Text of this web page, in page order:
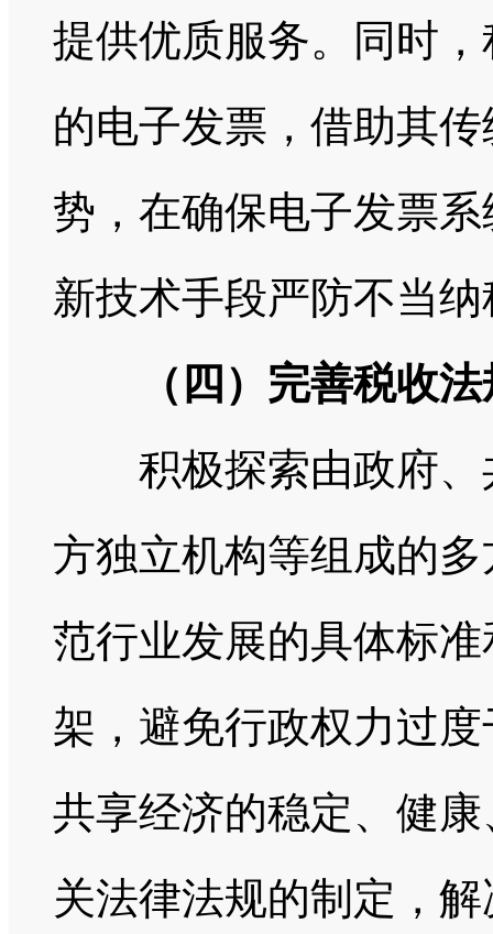
提供优质服务。
同时
的电子发票，借助其
势，在确保电子发票
新技术手段严防不当
（四）完善税收
积极探索由政府、
方独立机构等组成的
范行业发展的具体标
架，避免行政权力过
共享经济的稳定、健
关法律法规的制定，